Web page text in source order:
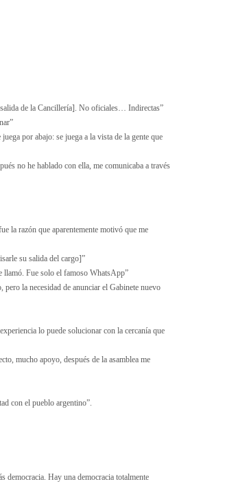
de la Cancillería]. No oficiales… Indirectas”
por abajo: se juega a la vista de la gente que
no he hablado con ella, me comunicaba a través
la razón que aparentemente motivó que me
su salida del cargo]”
llamó. Fue solo el famoso WhatsApp”
pero la necesidad de anunciar el Gabinete nuevo
lo puede solucionar con la cercanía que
mucho apoyo, después de la asamblea me
con el pueblo argentino”.
democracia. Hay una democracia totalmente